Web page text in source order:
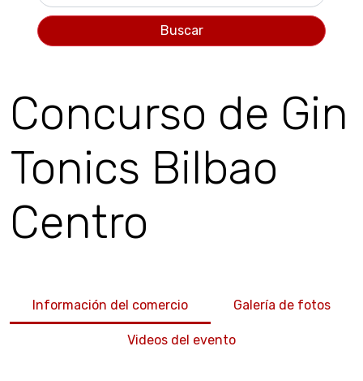
Buscar
Concurso de Gin
Tonics Bilbao
Centro
Información del comercio Galería de fotos
Videos del evento